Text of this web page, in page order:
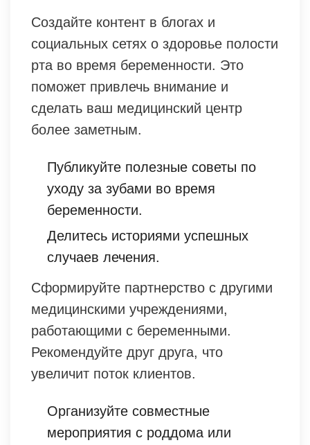
Создайте контент в блогах и
социальных сетях о здоровье полости
рта во время беременности. Это
поможет привлечь внимание и
сделать ваш медицинский центр
более заметным.
Публикуйте полезные советы по
уходу за зубами во время
беременности.
Делитесь историями успешных
случаев лечения.
Сформируйте партнерство с другими
медицинскими учреждениями,
работающими с беременными.
Рекомендуйте друг друга, что
увеличит поток клиентов.
Организуйте совместные
мероприятия с роддома или